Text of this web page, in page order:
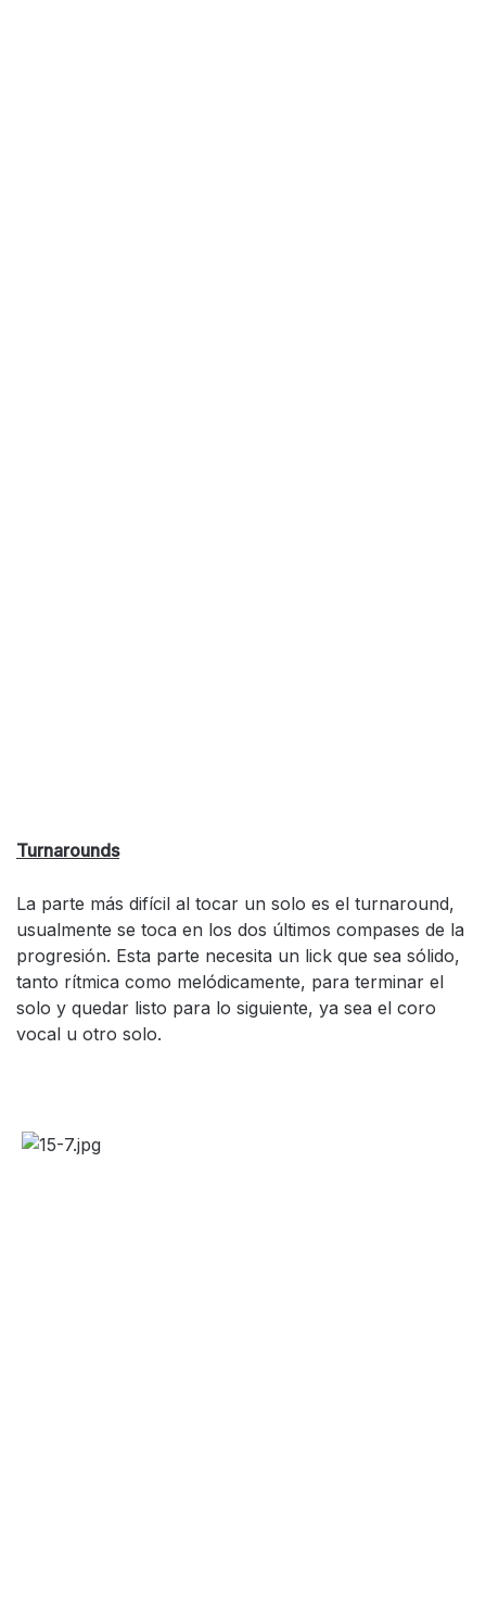
Turnarounds
La parte más difícil al tocar un solo es el turnaround,
usualmente se toca en los dos últimos compases de la
progresión. Esta parte necesita un lick que sea sólido,
tanto rítmica como melódicamente, para terminar el
solo y quedar listo para lo siguiente, ya sea el coro
vocal u otro solo.